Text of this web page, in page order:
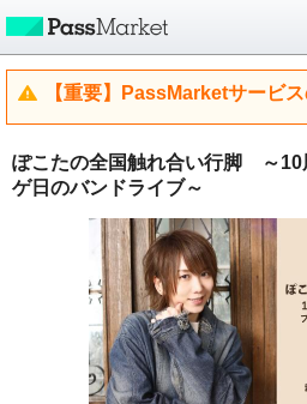
【重要】PassMarketサービ
ぽこたの全国触れ合い行脚 ～10
ゲ日のバンドライブ～